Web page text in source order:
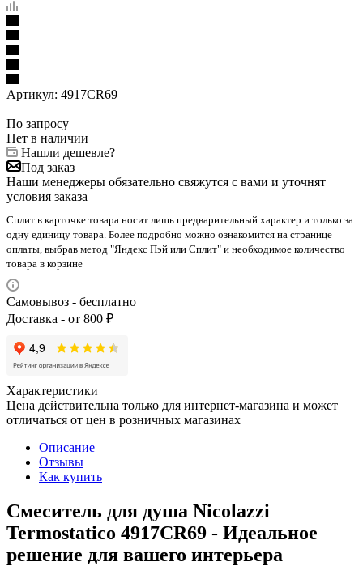
Артикул: 4917CR69
По запросу
Нет в наличии
Нашли дешевле?
Под заказ
Наши менеджеры обязательно свяжутся с вами и уточнят
условия заказа
Сплит в карточке товара носит лишь предварительный характер и только за
одну единицу товара. Более подробно можно ознакомится на странице
оплаты, выбрав метод "Яндекс Пэй или Сплит" и необходимое количество
товара в корзине
Самовывоз - бесплатно
Доставка - от 800 ₽
Характеристики
Цена действительна только для интернет-магазина и может
отличаться от цен в розничных магазинах
Описание
Отзывы
Как купить
Смеситель для душа Nicolazzi
Termostatico 4917CR69 - Идеальное
решение для вашего интерьера